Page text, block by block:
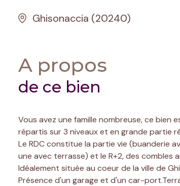
Ghisonaccia (20240)
A propos
de ce bien
Vous avez une famille nombreuse, ce bien
répartis sur 3 niveaux et en grande partie
Le RDC constitue la partie vie (buanderie
une avec terrasse) et le R+2, des combles
Idéalement située au coeur de la ville de
Présence d'un garage et d'un car-